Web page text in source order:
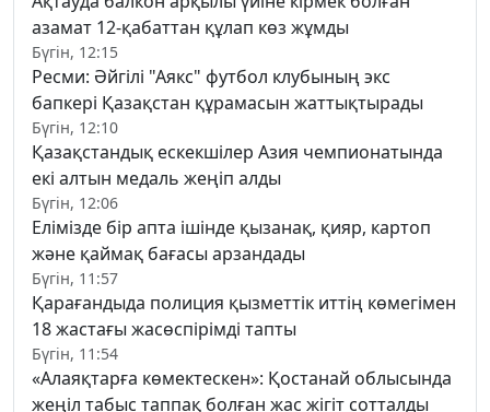
азамат 12-қабаттан құлап көз жұмды
Бүгін, 12:15
Ресми: Әйгілі "Аякс" футбол клубының экс
бапкері Қазақстан құрамасын жаттықтырады
Бүгін, 12:10
Қазақстандық ескекшілер Азия чемпионатында
екі алтын медаль жеңіп алды
Бүгін, 12:06
Елімізде бір апта ішінде қызанақ, қияр, картоп
және қаймақ бағасы арзандады
Бүгін, 11:57
Қарағандыда полиция қызметтік иттің көмегімен
18 жастағы жасөспірімді тапты
Бүгін, 11:54
«Алаяқтарға көмектескен»: Қостанай облысында
жеңіл табыс таппақ болған жас жігіт сотталды